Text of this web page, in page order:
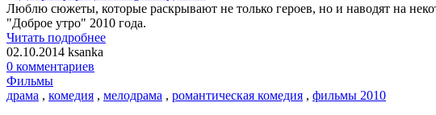
Люблю сюжеты, которые раскрывают не только героев, но и наводят на
"Доброе утро" 2010 года.
Читать подробнее
02.10.2014 ksanka
0 комментариев
Фильмы
драма , комедия , мелодрама , романтическая комедия , фильмы 2010